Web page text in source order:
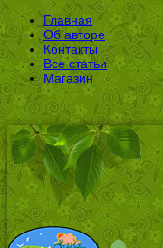
Главная
Об авторе
Контакты
Все статьи
Магазин